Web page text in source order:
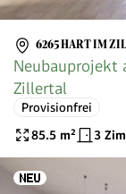
6265 HART IM
Neubauprojekt
Zillertal
Provisionfrei
85.5 m² 3